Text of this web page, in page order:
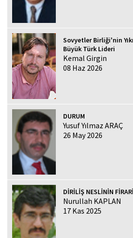
Sovyetler Birliği'nin
Büyük Türk Lideri
Kemal Girgin
08 Haz 2026
DURUM
Yusuf Yılmaz ARAÇ
26 May 2026
DİRİLİŞ NESLİNİN
Nurullah KAPLAN
17 Kas 2025